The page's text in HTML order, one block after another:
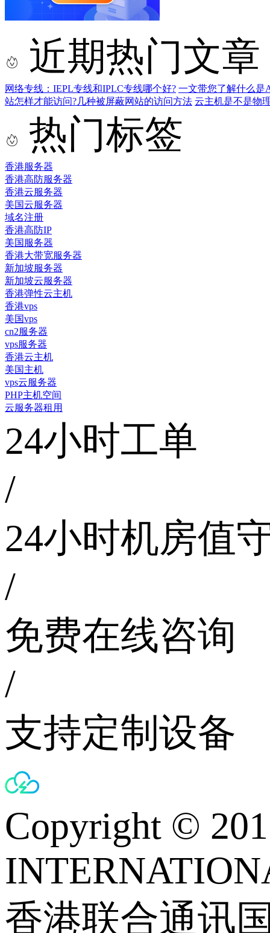
近期热门文章
网络专线：IEPL专线和IPLC专线哪个好? 一文带您了解什么是
站怎样才能访问?几种被屏蔽网站的访问方法 云主机是不是物
热门标签
香港服务器
香港高防服务器
香港云服务器
美国云服务器
域名注册
香港高防IP
美国服务器
香港大带宽服务器
新加坡服务器
新加坡云服务器
香港弹性云主机
香港vps
美国vps
cn2服务器
vps服务器
香港云主机
美国主机
vps云服务器
PHP主机空间
云服务器租用
24小时工单
/
24小时机房值
/
免费在线咨询
/
支持定制设备
Copyright ©
香港联合通讯